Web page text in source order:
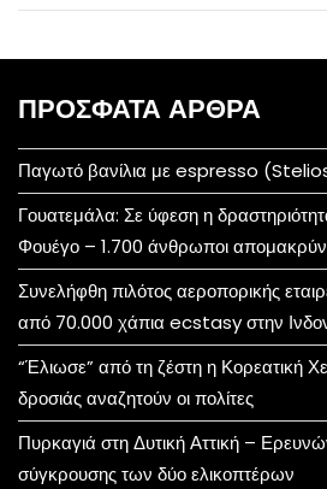
ΠΡΌΣΦΑΤΑ ΆΡΘΡΑ
Παγωτό βανίλια με espresso
Γουατεμάλα: Σε ύφεση η
Φουέγο – 1.700 άνθρωποι
Συνελήφθη πιλότος αεροπορικής
από 70.000 χάπια ecstasy στην
“Έλιωσε” από τη ζέστη η Κορεατική
δροσιάς αναζητούν οι πολίτες
Πυρκαγιά στη Δυτική Αττική –
σύγκρουσης των δύο ελικοπτέρων